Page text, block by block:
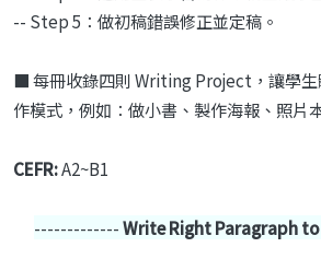
-- Step 5：做初稿錯誤修正並定稿。
■ 每冊收錄四則 Writing Project，讓學生
作模式，例如：做小書、製作海報、照片
CEFR:A2~B1
-------------Write Right Paragraph